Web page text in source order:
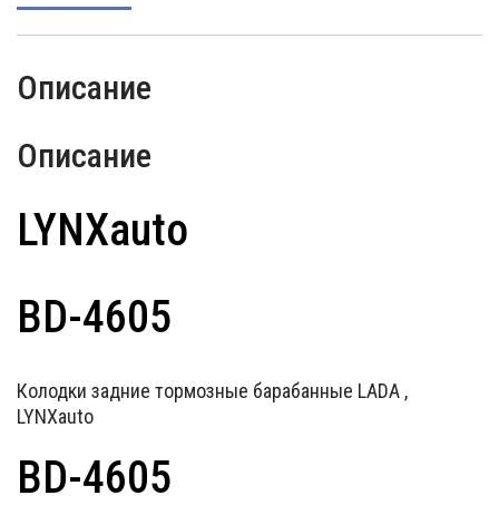
Описание
Описание
LYNXauto
BD-4605
Колодки задние тормозные барабанные LADA ,
LYNXauto
BD-4605